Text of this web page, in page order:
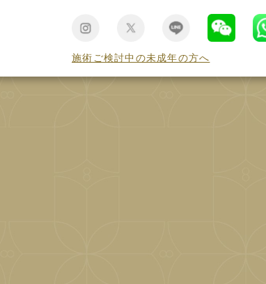
施術ご検討中の未成年の方へ